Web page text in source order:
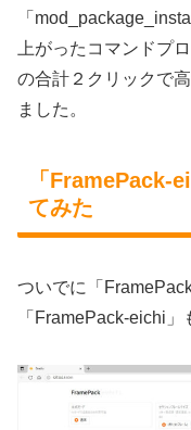
「
上がったコマンドプ
の合計２クリックで
ました。
「FramePack-
てみた
ついでに「
「FramePack-eichi